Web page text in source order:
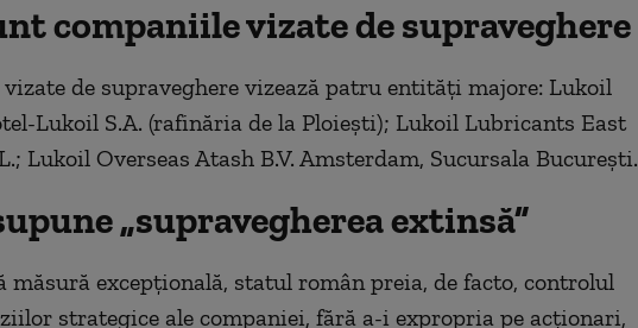
companiile vizate de supraveghere
de supraveghere vizează patru entități majore: Lukoil
Lukoil S.A. (rafinăria de la Ploiești); Lukoil Lubricants East
Lukoil Overseas Atash B.V. Amsterdam, Sucursala București.
„supravegherea extinsă”
măsură excepțională, statul român preia, de facto, controlul
strategice ale companiei, fără a-i expropria pe acționari,